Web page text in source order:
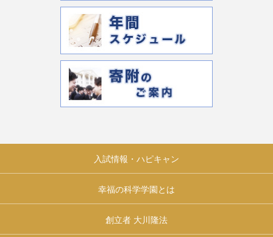
入試情報・ハピキャン
幸福の科学学園とは
創立者 大川隆法